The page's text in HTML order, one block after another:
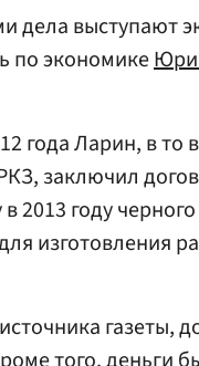
дела выступают
по экономике
года Ларин, в
заключил
в 2013 году
изготовления
газеты,